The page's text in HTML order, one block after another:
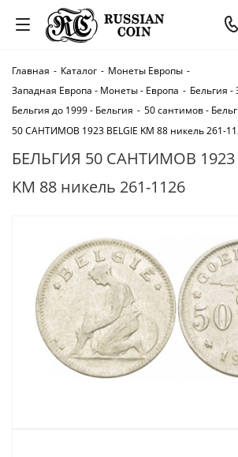
Главная - Каталог - Монеты Европы -
Западная Европа - Монеты - Европа - Бельгия -
Бельгия до 1999 - Бельгия - 50 сантимов -
50 САНТИМОВ 1923 BELGIE KM 88 никель 261-
БЕЛЬГИЯ 50 САНТИМОВ 1923
KM 88 никель 261-1126